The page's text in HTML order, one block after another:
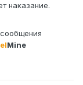
наказание.
Mine